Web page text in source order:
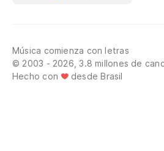
Música comienza con letras
© 2003 - 2026, 3.8 millones de
Hecho con
desde Brasil